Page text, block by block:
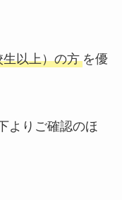
以上）の方を優
よりご確認のほ